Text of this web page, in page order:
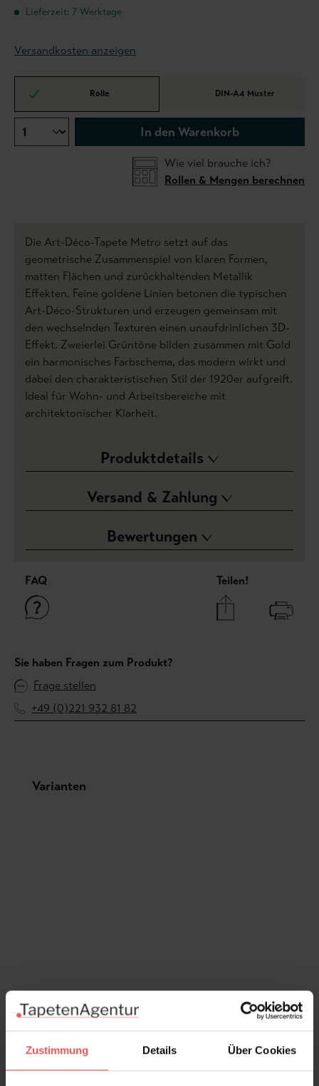
Zustimmung Details Über Cookies
Lieferzeit: 7 Werktage
Versandkosten anzeigen
Rolle DIN-A4 Muster
In den Warenkorb
Wie viel brauche ich?
Rollen & Mengen berechnen
Die Art-Déco-Tapete Metro setzt auf das
geometrische Zusammenspiel von klaren Formen,
matten Flächen und zurückhaltenden Metallik
Effekten. Feine goldene Linien betonen die typischen
Art-Déco-Strukturen und erzeugen gemeinsam mit
den wechselnden Texturen einen unaufdrinlichen 3D-
Effekt. Zweierlei Grüntöne bilden zusammen mit Gold
ein harmonisches Farbschema, das modern wirkt und
dabei den charakteristischen Stil der 1920er aufgreift.
Ideal für Wohn- und Arbeitsbereiche mit
architektonischer Klarheit.
Produktdetails
Versand & Zahlung
Bewertungen
FAQ Teilen!
Sie haben Fragen zum Produkt?
Frage stellen
+49 (0)221 932 81 82
Produktgalerie überspringen
Varianten